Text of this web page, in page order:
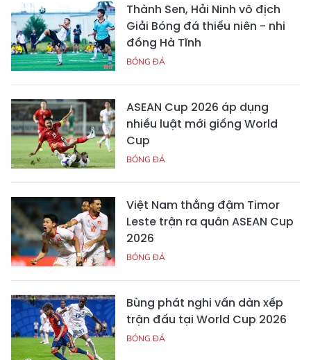
Thành Sen, Hải Ninh vô địch
Giải Bóng đá thiếu niên - nhi
đồng Hà Tĩnh
BÓNG ĐÁ
ASEAN Cup 2026 áp dụng
nhiều luật mới giống World
Cup
BÓNG ĐÁ
Việt Nam thắng đậm Timor
Leste trận ra quân ASEAN Cup
2026
BÓNG ĐÁ
Bùng phát nghi vấn dàn xếp
trận đấu tại World Cup 2026
BÓNG ĐÁ